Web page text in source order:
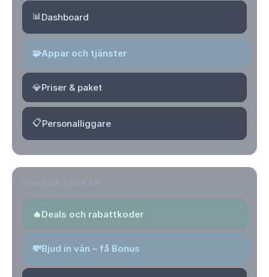
📊Dashboard
🧩Appar och tjänster
💎Priser & paket
📋Personalliggare
🔥Deals och rabattkoder
💸Bjud in vän – få Bonus